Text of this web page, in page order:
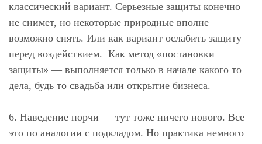
классический вариант. Серьезные защиты конечно
не снимет, но некоторые природные вполне
возможно снять. Или как вариант ослабить защиту
перед воздействием. Как метод «постановки
защиты» — выполняется только в начале какого то
дела, будь то свадьба или открытие бизнеса.
6. Наведение порчи — тут тоже ничего нового. Все
это по аналогии с подкладом. Но практика немного